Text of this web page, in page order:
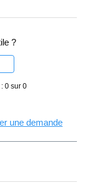
?
0 sur 0
une demande